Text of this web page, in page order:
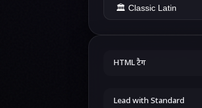
HTML टैग
Lead with Standard